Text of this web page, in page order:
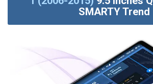
SMARTY Trend